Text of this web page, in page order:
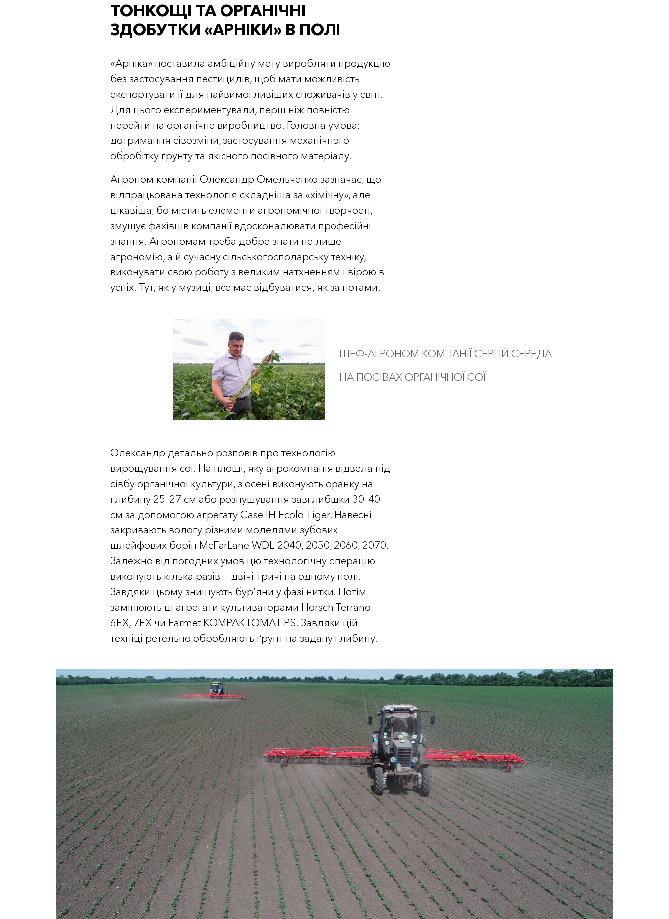
ТОНКОЩІ ТА ОРГАНІЧНІ
ЗДОБУТКИ «АРНІКИ» В ПОЛІ
«Арніка» поставила амбіційну мету виробляти продукцію
без застосування пестицидів, щоб мати можливість
експортувати її для найвимогливіших споживачів у світі.
Для цього експериментували, перш ніж повністю
перейти на органічне виробництво. Головна умова:
дотримання сівозміни, застосування механічного
обробітку ґрунту та якісного посівного матеріалу.
Агроном компанії Олександр Омельченко зазначає, що
відпрацьована технологія складніша за «хімічну», але
цікавіша, бо містить елементи агрономічної творчості,
змушує фахівців компанії вдосконалювати професійні
знання. Агрономам треба добре знати не лише
агрономію, а й сучасну сільськогосподарську техніку,
виконувати свою роботу з великим натхненням і вірою в
успіх. Тут, як у музиці, все має відбуватися, як за нотами.
ШЕФ-АГРОНОМ КОМПАНІЇ СЕРГІЙ СЕРЕДА
НА ПОСІВАХ ОРГАНІЧНОЇ СОЇ
Олександр детально розповів про технологію
вирощування сої. На площі, яку агрокомпанія відвела під
сівбу органічної культури, з осені виконують оранку на
глибину 25–27 см або розпушування завглибшки 30–40
см за допомогою агрегату Case IH Ecolo Tiger. Навесні
закривають вологу різними моделями зубових
шлейфових борін McFarLane WDL-2040, 2050, 2060, 2070.
Залежно від погодних умов цю технологічну операцію
виконують кілька разів — двічі-тричі на одному полі.
Завдяки цьому знищують бур’яни у фазі нитки. Потім
замінюють ці агрегати культиваторами Horsch Terrano
6FX, 7FX чи Farmet KOMPAKTOMAT PS. Завдяки цій
техніці ретельно обробляють ґрунт на задану глибину.